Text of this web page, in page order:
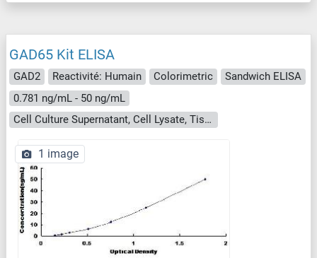
GAD65 Kit ELISA
GAD2 Reactivité: Humain Colorimetric
Sandwich ELISA
0.781 ng/mL - 50 ng/mL
Cell Culture Supernatant, Cell Lysate, Tissue Homogenate
1 image